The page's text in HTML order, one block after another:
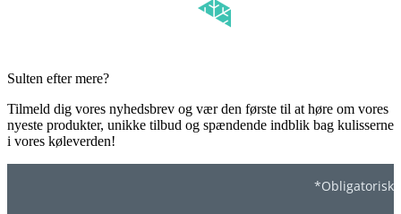
Sulten efter mere?
Tilmeld dig vores nyhedsbrev og vær den første til at høre om vores
nyeste produkter, unikke tilbud og spændende indblik bag kulisserne
i vores køleverden!
*Obligatorisk